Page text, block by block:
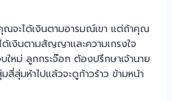
ะได้เงินตามอารมณ์เขา แต่ถ้าคุณ
เงินตามสัญญาและความเกรงใจ
ใหม่ ลูกกระจ๊อก ต้องปรึกษาเจ้านาย
สี่สุ่มห้าไปแล้วจะดูก้าวร้าว ข้ามหน้า